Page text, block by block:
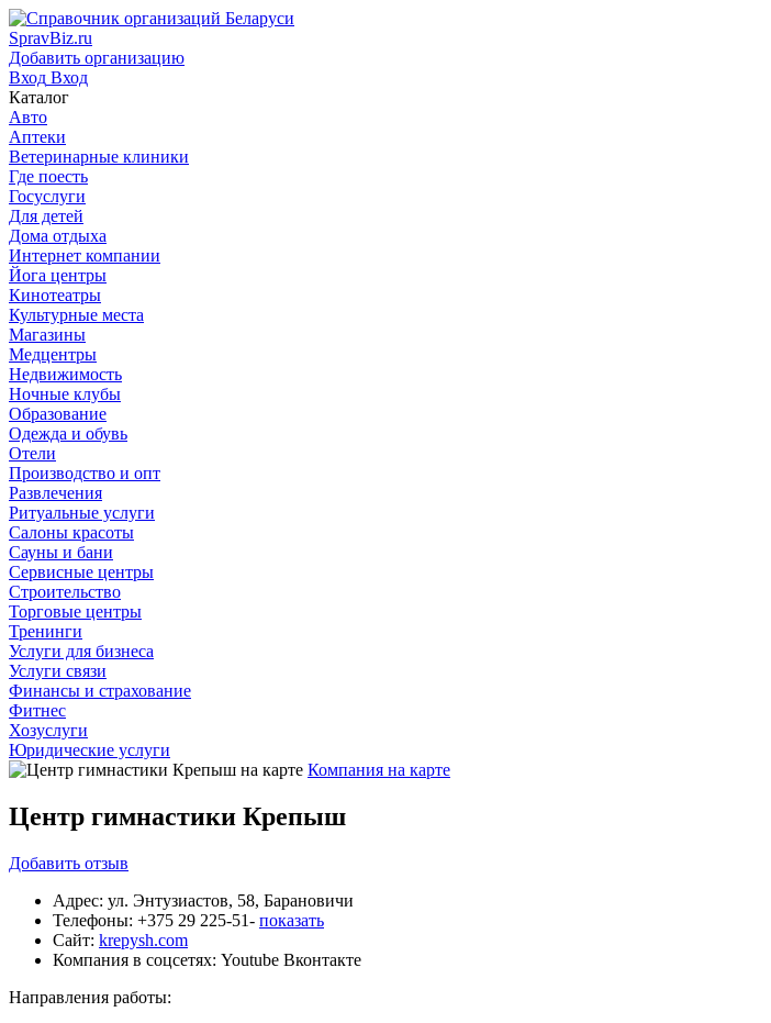
SpravBiz.ru
Добавить организацию
Вход Вход
Каталог
Авто
Аптеки
Ветеринарные клиники
Где поесть
Госуслуги
Для детей
Дома отдыха
Интернет компании
Йога центры
Кинотеатры
Культурные места
Магазины
Медцентры
Недвижимость
Ночные клубы
Образование
Одежда и обувь
Отели
Производство и опт
Развлечения
Ритуальные услуги
Салоны красоты
Сауны и бани
Сервисные центры
Строительство
Торговые центры
Тренинги
Услуги для бизнеса
Услуги связи
Финансы и страхование
Фитнес
Хозуслуги
Юридические услуги
Компания на карте
Центр гимнастики Крепыш
Добавить отзыв
Адрес: ул. Энтузиастов, 58, Барановичи
Телефоны: +375 29 225-51- показать
Сайт: krepysh.com
Компания в соцсетях: Youtube Вконтакте
Направления работы: